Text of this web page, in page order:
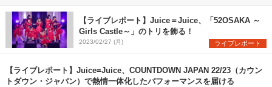
【ライブレポート】Juice＝Juice、「52OSAKA ～
Girls Castle～」のトリを飾る！
2023/02/27 (月) ライブレポート
【ライブレポート】Juice=Juice、COUNTDOWN JAPAN 22/23（カウン
トダウン・ジャパン）で熱情一体化したパフォーマンスを届ける